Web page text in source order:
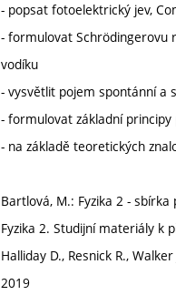
- popsat fotoelektrický jev,
- formulovat Schrödingerovu
vodíku
- vysvětlit pojem spontánní a
- formulovat základní
- na základě teoretických
Bartlová, M.: Fyzika 2 - sbírka
Fyzika 2. Studijní materiály k
Halliday D., Resnick R.,
2019